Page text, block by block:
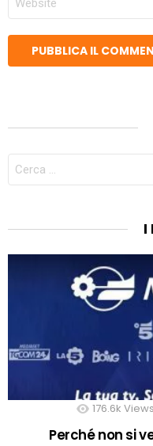
WEB
PER:
I
176.6k Views
Perché non si